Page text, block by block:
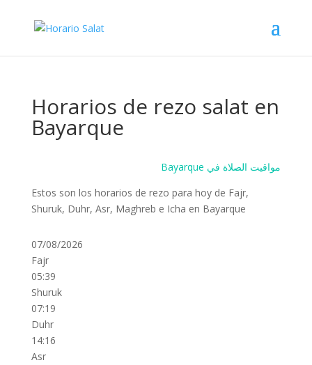
Horarios de rezo salat en
Bayarque
Bayarque مواقيت الصلاة في
Estos son los horarios de rezo para hoy de Fajr,
Shuruk, Duhr, Asr, Maghreb e Icha en Bayarque
07/08/2026
Fajr
05:39
Shuruk
07:19
Duhr
14:16
Asr